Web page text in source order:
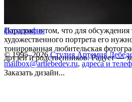
Парадокс в том, что для обсуждения
художественного портрета его
тонированная любительская
друзей и родственников. Радует —
фотография
© 1995–2026 Студия Артемия
mailbox@artlebedev.ru, адреса и
Заказать дизайн...